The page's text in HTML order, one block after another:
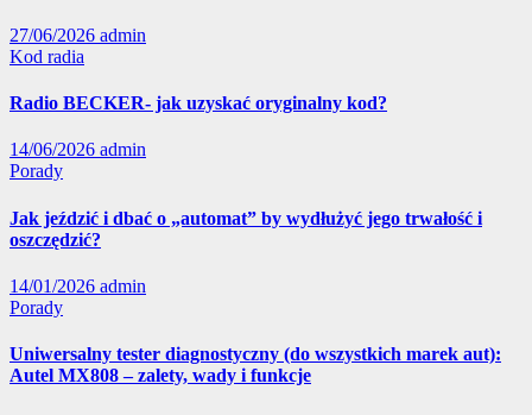
27/06/2026 admin
Kod radia
Radio BECKER- jak uzyskać oryginalny kod?
14/06/2026 admin
Porady
Jak jeździć i dbać o „automat” by wydłużyć jego trwałość i
oszczędzić?
14/01/2026 admin
Porady
Uniwersalny tester diagnostyczny (do wszystkich marek aut):
Autel MX808 – zalety, wady i funkcje